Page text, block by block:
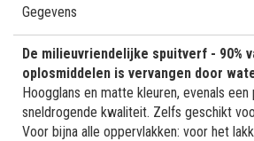
Gegevens
De milieuvriendelijke spuitverf - 90%
oplosmiddelen is vervangen door
Hoogglans en matte kleuren, evenals
sneldrogende kwaliteit. Zelfs geschikt
Voor bijna alle oppervlakken: voor het